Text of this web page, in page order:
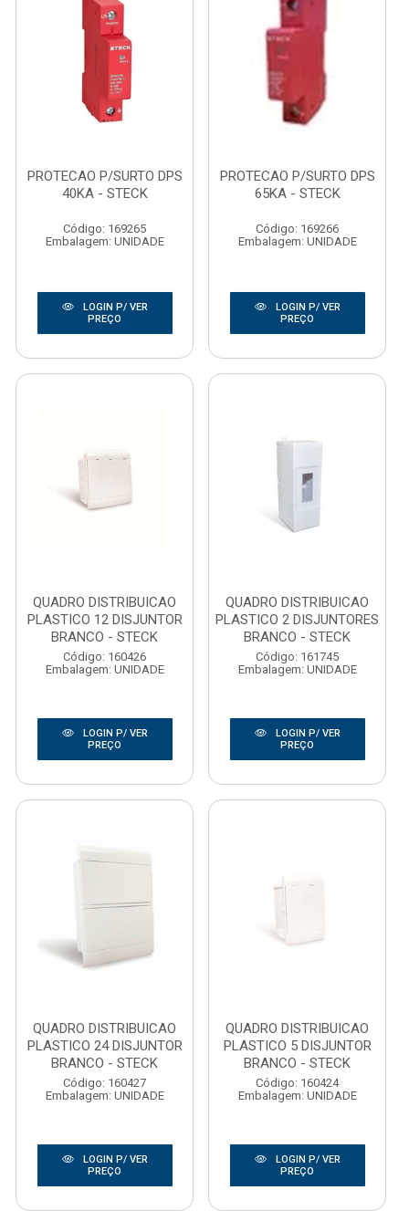
PROTECAO P/SURTO DPS
40KA - STECK
Código: 169265
Embalagem: UNIDADE
LOGIN P/ VER
PREÇO
PROTECAO P/SURTO DPS
65KA - STECK
Código: 169266
Embalagem: UNIDADE
LOGIN P/ VER
PREÇO
QUADRO DISTRIBUICAO
PLASTICO 12 DISJUNTOR
BRANCO - STECK
Código: 160426
Embalagem: UNIDADE
LOGIN P/ VER
PREÇO
QUADRO DISTRIBUICAO
PLASTICO 2 DISJUNTORES
BRANCO - STECK
Código: 161745
Embalagem: UNIDADE
LOGIN P/ VER
PREÇO
QUADRO DISTRIBUICAO
PLASTICO 24 DISJUNTOR
BRANCO - STECK
Código: 160427
Embalagem: UNIDADE
LOGIN P/ VER
PREÇO
QUADRO DISTRIBUICAO
PLASTICO 5 DISJUNTOR
BRANCO - STECK
Código: 160424
Embalagem: UNIDADE
LOGIN P/ VER
PREÇO